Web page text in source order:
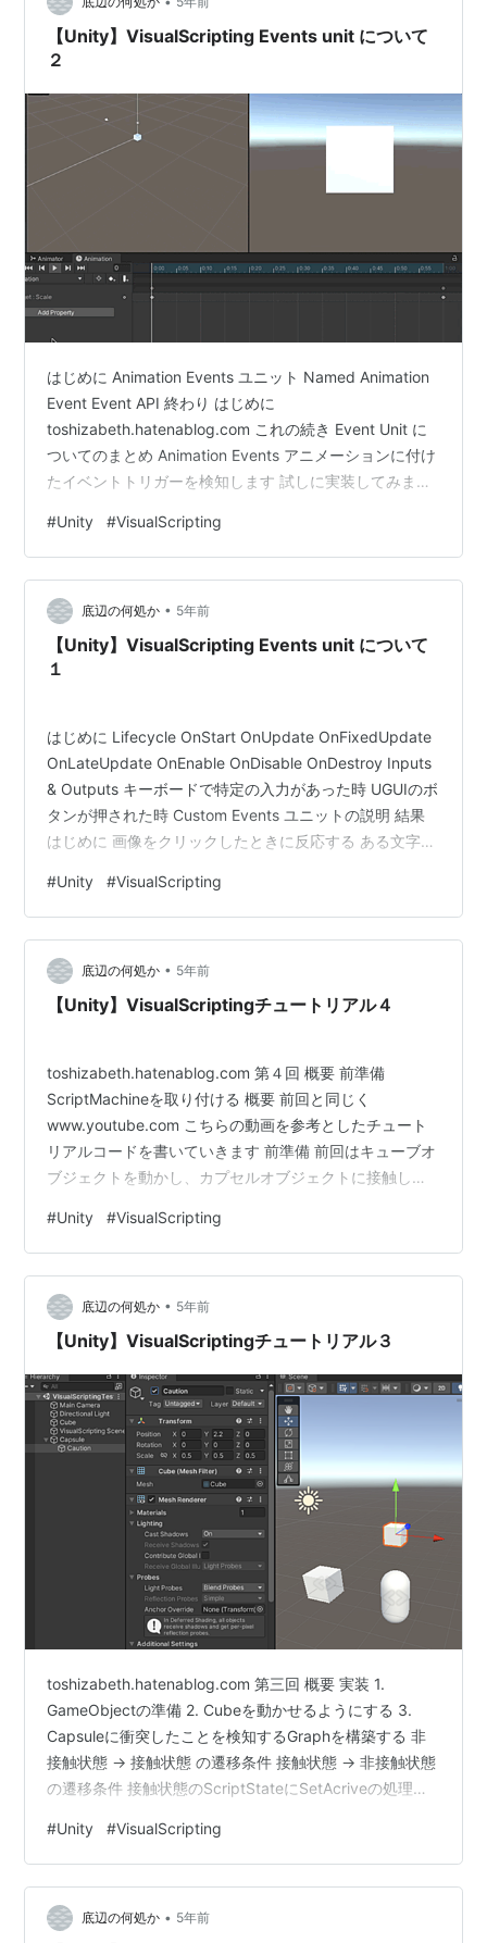
【Unity】VisualScripting Events unit について
２
はじめに Animation Events ユニット Named Animation
Event Event API 終わり はじめに
toshizabeth.hatenablog.com これの続き Event Unit に
ついてのまとめ Animation Events アニメーションに付け
たイベントトリガーを検知します 試しに実装してみます
して 半分の値のところにアニメーショントリガーを仕込
みます インスペクタから TriggerAnimationEvent を選択
します 今回は以下ようにパラメータを指定 これでグラフ
上からアニメー…
#Unity #VisualScripting
底辺の何処か • 5年前
【Unity】VisualScripting Events unit について
１
はじめに Lifecycle OnStart OnUpdate OnFixedUpdate
OnLateUpdate OnEnable OnDisable OnDestroy Inputs
& Outputs キーボードで特定の入力があった時 UGUIのボ
タンが押された時 Custom Events ユニットの説明 結果
はじめに 画像をクリックしたときに反応する ある文字列
される (Start) 毎フレーム呼び出される (Update) などな
ど VisualScriptingにはいくつものイベントが存在してお
り Events unit と…
#Unity #VisualScripting
底辺の何処か • 5年前
【Unity】VisualScriptingチュートリアル４
toshizabeth.hatenablog.com 第４回 概要 前準備
ScriptMachineを取り付ける 概要 前回と同じく
www.youtube.com こちらの動画を参考としたチュート
リアルコードを書いていきます 前準備 前回はキューブオ
ブジェクトを動かし、カプセルオブジェクトに接触した
り替えるVisualScriptを記述しました 今回は「カプセルオ
ブジェクトに接触した際に画面にテキストメッセージを
表示する」をやっていこうと思います Canvasを一つ作成
Canvas配下にMessageBoxという名前のGameObjec…
#Unity #VisualScripting
底辺の何処か • 5年前
【Unity】VisualScriptingチュートリアル３
toshizabeth.hatenablog.com 第三回 概要 実装 1.
GameObjectの準備 2. Cubeを動かせるようにする 3.
Capsuleに衝突したことを検知するGraphを構築する 非
接触状態 → 接触状態 の遷移条件 接触状態 → 非接触状態
の遷移条件 接触状態のScriptStateにSetAcriveの処理を
らしい動画が上がっていました www.youtube.com 今回
はこちらの動画を参考に、少しシンプルにしたものを手
元で再現してみようと思います 実装 キューブとカプセル
が配置されている世界で…
#Unity #VisualScripting
底辺の何処か • 5年前